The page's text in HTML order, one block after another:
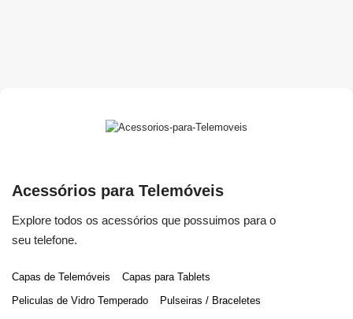
Acessórios para Telemóveis
Explore todos os acessórios que possuimos para o
seu telefone.
Capas de Telemóveis
Capas para Tablets
Peliculas de Vidro Temperado
Pulseiras / Braceletes